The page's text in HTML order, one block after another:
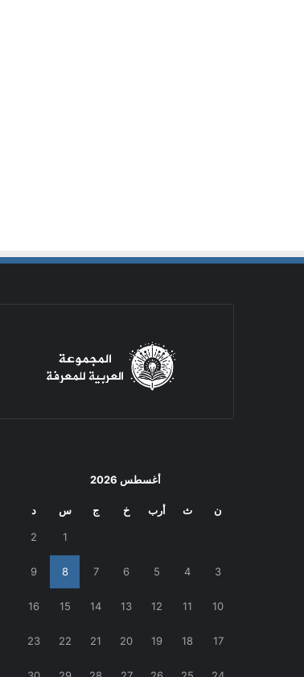
أغسطس 2026
ن ث أرب خ ج س د
1
2
3
4
5
6
7
8
9
10
11
12
13
14
15
16
17
18
19
20
21
22
23